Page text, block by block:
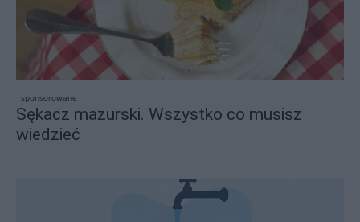
sponsorowane
Sękacz mazurski. Wszystko co musisz
wiedzieć